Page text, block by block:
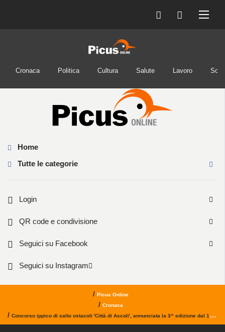
Cronaca Politica Cultura Salute Lavoro
Home
Tutte le categorie
Login
QR code e condivisione
Seguici su Facebook
Seguici su Instagram
/ Picus Online
/ Cronaca
/ Concorso ippico di salto ostacoli 'Città di Ascoli', annunciata la 3^ edizione dal 19 al 21 settembre 2025